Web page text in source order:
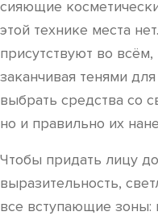
сияющие
этой технике места
присутствуют во
заканчивая тенями
выбрать средства со
но и правильно их
Чтобы придать лицу
выразительность,
все вступающие зоны: